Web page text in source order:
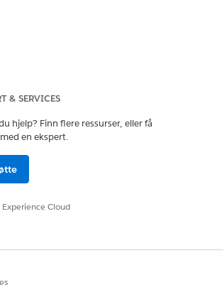
en leasing.
& SERVICES
hjelp? Finn flere ressurser, eller få
en ekspert.
Experience Cloud